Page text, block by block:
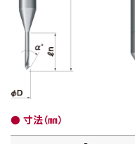
● 寸法（㎜）